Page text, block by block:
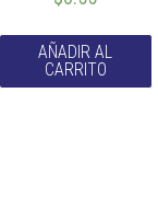
AÑADIR AL
CARRITO